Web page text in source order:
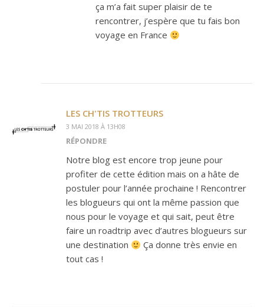
ça m’a fait super plaisir de te
rencontrer, j’espère que tu fais bon
voyage en France
LES CH'TIS TROTTEURS
3 MAI 2018 À 13H08
RÉPONDRE
Notre blog est encore trop jeune pour
profiter de cette édition mais on a hâte de
postuler pour l’année prochaine ! Rencontrer
les blogueurs qui ont la même passion que
nous pour le voyage et qui sait, peut être
faire un roadtrip avec d’autres blogueurs sur
une destination
Ça donne très envie en
tout cas !